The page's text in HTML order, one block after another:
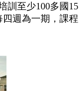
訓至少100多國15
週為一期，課程